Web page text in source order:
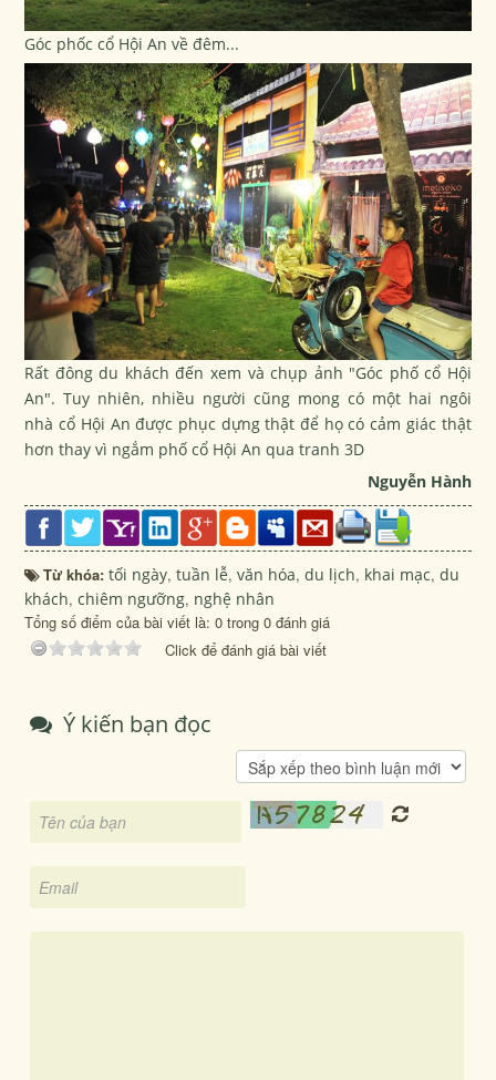
Góc phốc cổ Hội An về đêm...
Rất đông du khách đến xem và chụp ảnh "Góc phố cổ Hội
An". Tuy nhiên, nhiều người cũng mong có một hai ngôi
nhà cổ Hội An được phục dựng thật để họ có cảm giác thật
hơn thay vì ngắm phố cổ Hội An qua tranh 3D
Nguyễn Hành
Từ khóa:tối ngày,tuần lễ,văn hóa,du lịch, khai mạc,du
khách,chiêm ngưỡng, nghệ nhân
Tổng số điểm của bài viết là: 0 trong 0 đánh giá
Click để đánh giá bài viết
Ý kiến bạn đọc